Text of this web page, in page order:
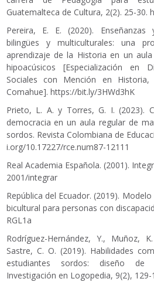
Guatemalteca de Cultura, 2(2). 25-30.
Pereira, E. E. (2020). Enseñanzas
bilingües y multiculturales: una
aprendizaje de la Historia en un
hipoacúsicos [Especialización en
Sociales con Mención en Historia,
Comahue]. https://bit.ly/3HWd3hK
Prieto, L. A. y Torres, G. I. (2023).
democracia en un aula regular de
sordos. Revista Colombiana de
i.org/10.17227/rce.num87-12111
Real Academia Española. (2001).
2001/integrar
República del Ecuador. (2019).
bicultural para personas con
RGL1a
Rodríguez-Hernández, Y., Muñoz,
Sastre, C. O. (2019). Habilidades
estudiantes sordos: diseño de
Investigación en Logopedia, 9(2), 129-